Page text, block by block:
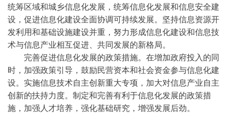
统筹区域和城乡信息化发展，统筹信息化发展和信息安全建
设，促进信息化建设全面协调可持续发展。坚持信息资源开
发利用和基础设施建设并重，努力形成信息化建设和信息技
术与信息产业相互促进、共同发展的新格局。
完善促进信息化发展的政策措施。在增加政府投入的同
时，加强政策引导，鼓励民营资本和社会资金参与信息化建
设。实施信息技术自主创新重大专项，加大对信息产业自主
创新的扶持力度。制定和完善有利于信息化发展的政策措
施，加强人才培养，强化基础研究，增强发展后劲。